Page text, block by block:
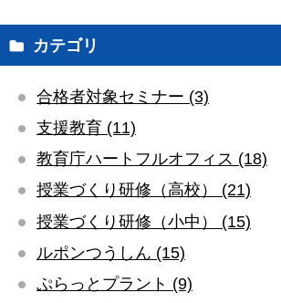
カテゴリ
合格者対象セミナー (3)
支援教育 (11)
教育庁ハートフルオフィス (18)
授業づくり研修（高校） (21)
授業づくり研修（小中） (15)
ルポンつうしん (15)
ぷらっとプラント (9)